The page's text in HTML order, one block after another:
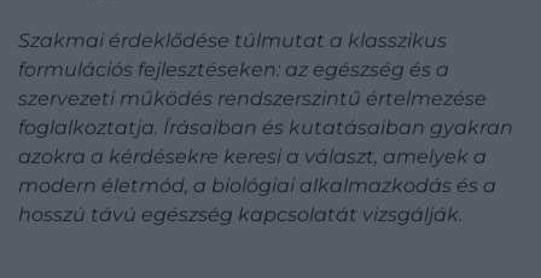
Szakmai érdeklődése túlmutat a klasszikus
formulációs fejlesztéseken: az egészség és a
szervezeti működés rendszerszintű értelmezése
foglalkoztatja. Írásaiban és kutatásaiban gyakran
azokra a kérdésekre keresi a választ, amelyek a
modern életmód, a biológiai alkalmazkodás és a
hosszú távú egészség kapcsolatát vizsgálják.